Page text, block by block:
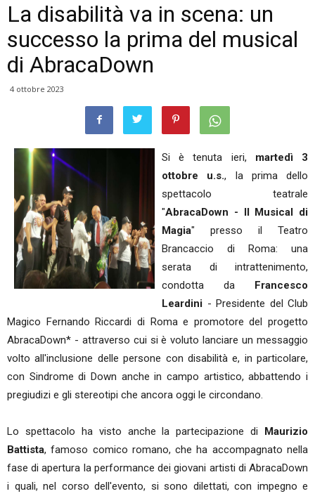
La disabilità va in scena: un
successo la prima del musical
di AbracaDown
4 ottobre 2023
Si è tenuta ieri, martedì 3
ottobre u.s., la prima dello
spettacolo teatrale
"AbracaDown - Il Musical di
Magia" presso il Teatro
Brancaccio di Roma: una
serata di intrattenimento,
condotta da Francesco
Leardini - Presidente del Club
Magico Fernando Riccardi di Roma e promotore del progetto
AbracaDown* - attraverso cui si è voluto lanciare un messaggio
volto all'inclusione delle persone con disabilità e, in particolare,
con Sindrome di Down anche in campo artistico, abbattendo i
pregiudizi e gli stereotipi che ancora oggi le circondano.
Lo spettacolo ha visto anche la partecipazione di Maurizio
Battista, famoso comico romano, che ha accompagnato nella
fase di apertura la performance dei giovani artisti di AbracaDown
i quali, nel corso dell'evento, si sono dilettati, con impegno e